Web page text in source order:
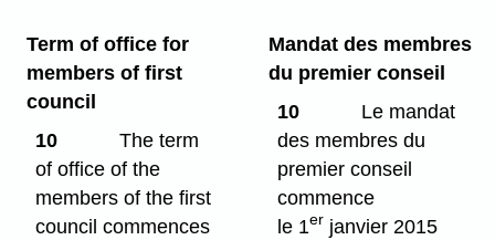
Term of office for
members of first
council
10
The term
of office of the
members of the first
council commences
Mandat des membres
du premier conseil
10
Le mandat
des membres du
premier conseil
commence
le 1er janvier 2015